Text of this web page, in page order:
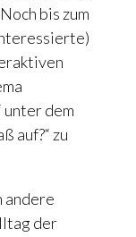
bis zum
unter dem
auf?“ zu
andere
der